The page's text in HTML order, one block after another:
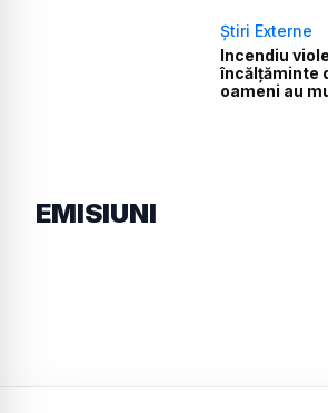
Știri Externe
Incendiu
încălţăminte
oameni au
EMISIUNI